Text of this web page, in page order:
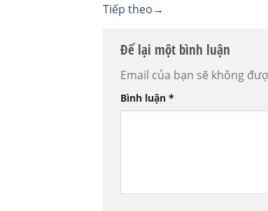
Tiếp theo→
Để lại một bình luận
Email của bạn sẽ không
Bình luận *